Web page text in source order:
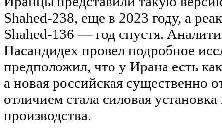
Shahed-238, еще в 2023 году, а
Shahed-136 — год спустя.
Пасандидех провел подробное
предположил, что у Ирана есть
а новая российская существенно
отличием стала силовая установка
производства.